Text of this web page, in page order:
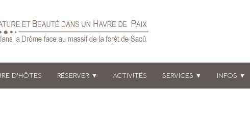
D'HÔTES RÉSERVER ▼ ACTIVITÉS SERVICES ▼ INFOS ▼